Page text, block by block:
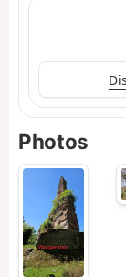
Photos